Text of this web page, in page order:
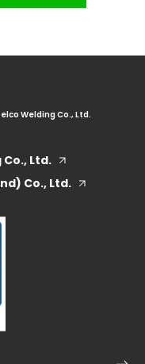
Welding Co., Ltd.
Ltd.
Co., Ltd.